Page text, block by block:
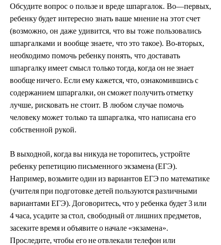
Обсудите вопрос о пользеи вреде шпаргалок. Во—первых,
ребенкубудет интересно знать ваше мнениена этотсчет
(возможно, он даже удивится, что вы тоже пользовались
шпаргалками и вообще знаете, чтоэто такое). Во-вторых,
необходимо помочь ребенкупонять, что доставать
шпаргалкуимеет смысл толькотогда, когда он незнает
вообщеничего. Если емукажется, что, ознакомившисьс
содержанием шпаргалки, он сможетполучитьотметку
лучше, рисковать не стоит. В любом случае помочь
человекуможет только та шпаргалка, что написана его
собственной рукой.
В выходной, когда выникуда неторопитесь, устройте
ребенкурепетициюписьменногоэкзамена (ЕГЭ).
Например, возьмитеодин из вариантов ЕГЭ по математике
(учителяпри подготовке детей пользуютсяразличными
вариантами ЕГЭ). Договоритесь, чтоуребенка будет3или
4часа, усадитеза стол, свободный отлишнихпредметов,
засекитевремяи объявитеоначале «экзамена».
Проследите, чтобы егонеотвлекали телефон или